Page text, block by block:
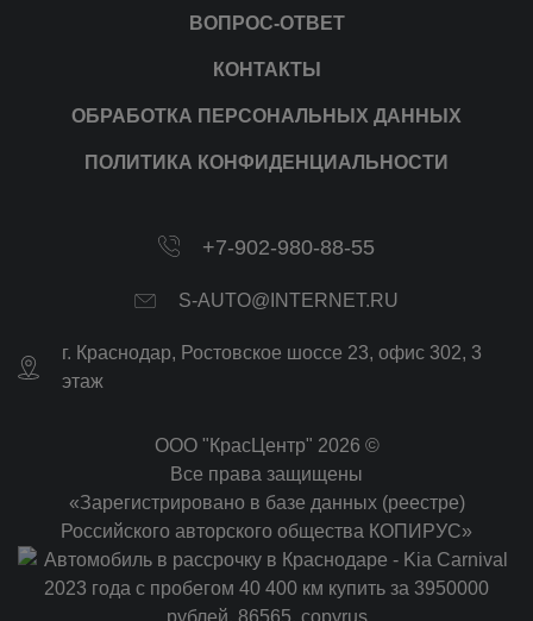
ВОПРОС-ОТВЕТ
КОНТАКТЫ
ОБРАБОТКА ПЕРСОНАЛЬНЫХ ДАННЫХ
ПОЛИТИКА КОНФИДЕНЦИАЛЬНОСТИ
+7-902-980-88-55
S-AUTO@INTERNET.RU
г. Краснодар, Ростовское шоссе 23, офис 302, 3
этаж
ООО "КрасЦентр" 2026 ©
Все права защищены
«Зарегистрировано в базе данных (реестре)
Российского авторского общества КОПИРУС»